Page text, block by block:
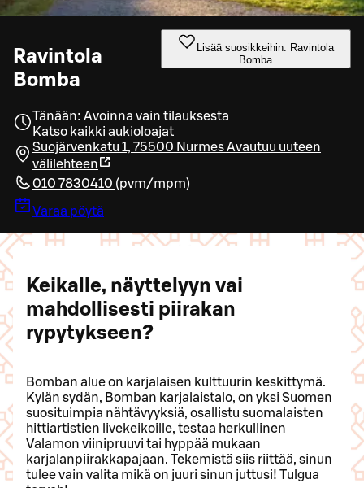
Ravintola
Bomba
Lisää suosikkeihin: Ravintola
Bomba
Tänään: Avoinna vain tilauksesta
Katso kaikki aukioloajat
Suojärvenkatu 1, 75500 NurmesAvautuu uuteen
välilehteen
010 7830410 (pvm/mpm)
Varaa pöytä
Keikalle, näyttelyyn vai
mahdollisesti piirakan
rypytykseen?
Bomban alue on karjalaisen kulttuurin keskittymä.
Kylän sydän, Bomban karjalaistalo, on yksi Suomen
suosituimpia nähtävyyksiä, osallistu suomalaisten
hittiartistien livekeikoille, testaa herkullinen
Valamon viinipruuvi tai hyppää mukaan
karjalanpiirakkapajaan. Tekemistä siis riittää, sinun
tulee vain valita mikä on juuri sinun juttusi! Tulgua